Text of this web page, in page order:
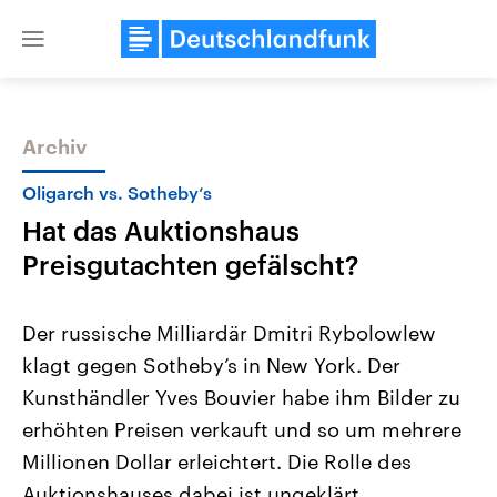
Close
Themen
Landtagswahl Sachsen-Anhalt
2026
Alle Informationen
Sachsen-Anhalt wählt am 6.
September 2026 einen neuen
Landtag. Seit 2021 wird das
Bundesland von einer Koalition aus
USA
Aktuelle Beiträge,
Hintergründe
Wirtschaftlich und
gehören die Vereinigten
den mächtigsten Ländern
mit großem Einfluss auf
Archiv
Oligarch vs. Sotheby‘s
Hat das Auktionshaus
Preisgutachten gefälscht?
Der russische Milliardär Dmitri Rybolowlew
klagt gegen Sotheby’s in New York. Der
Kunsthändler Yves Bouvier habe ihm Bilder zu
erhöhten Preisen verkauft und so um mehrere
Millionen Dollar erleichtert. Die Rolle des